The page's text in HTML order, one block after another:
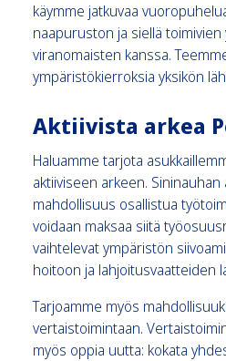
käymme jatkuvaa
naapuruston ja siellä
viranomaisten kanssa.
ympäristökierroksia yksikön
Aktiivista arkea
Haluamme tarjota
aktiiviseen arkeen.
mahdollisuus osallistua
voidaan maksaa siitä
vaihtelevat ympäristön
hoitoon ja lahjoitusvaatteiden
Tarjoamme myös
vertaistoimintaan.
myös oppia uutta: kokata